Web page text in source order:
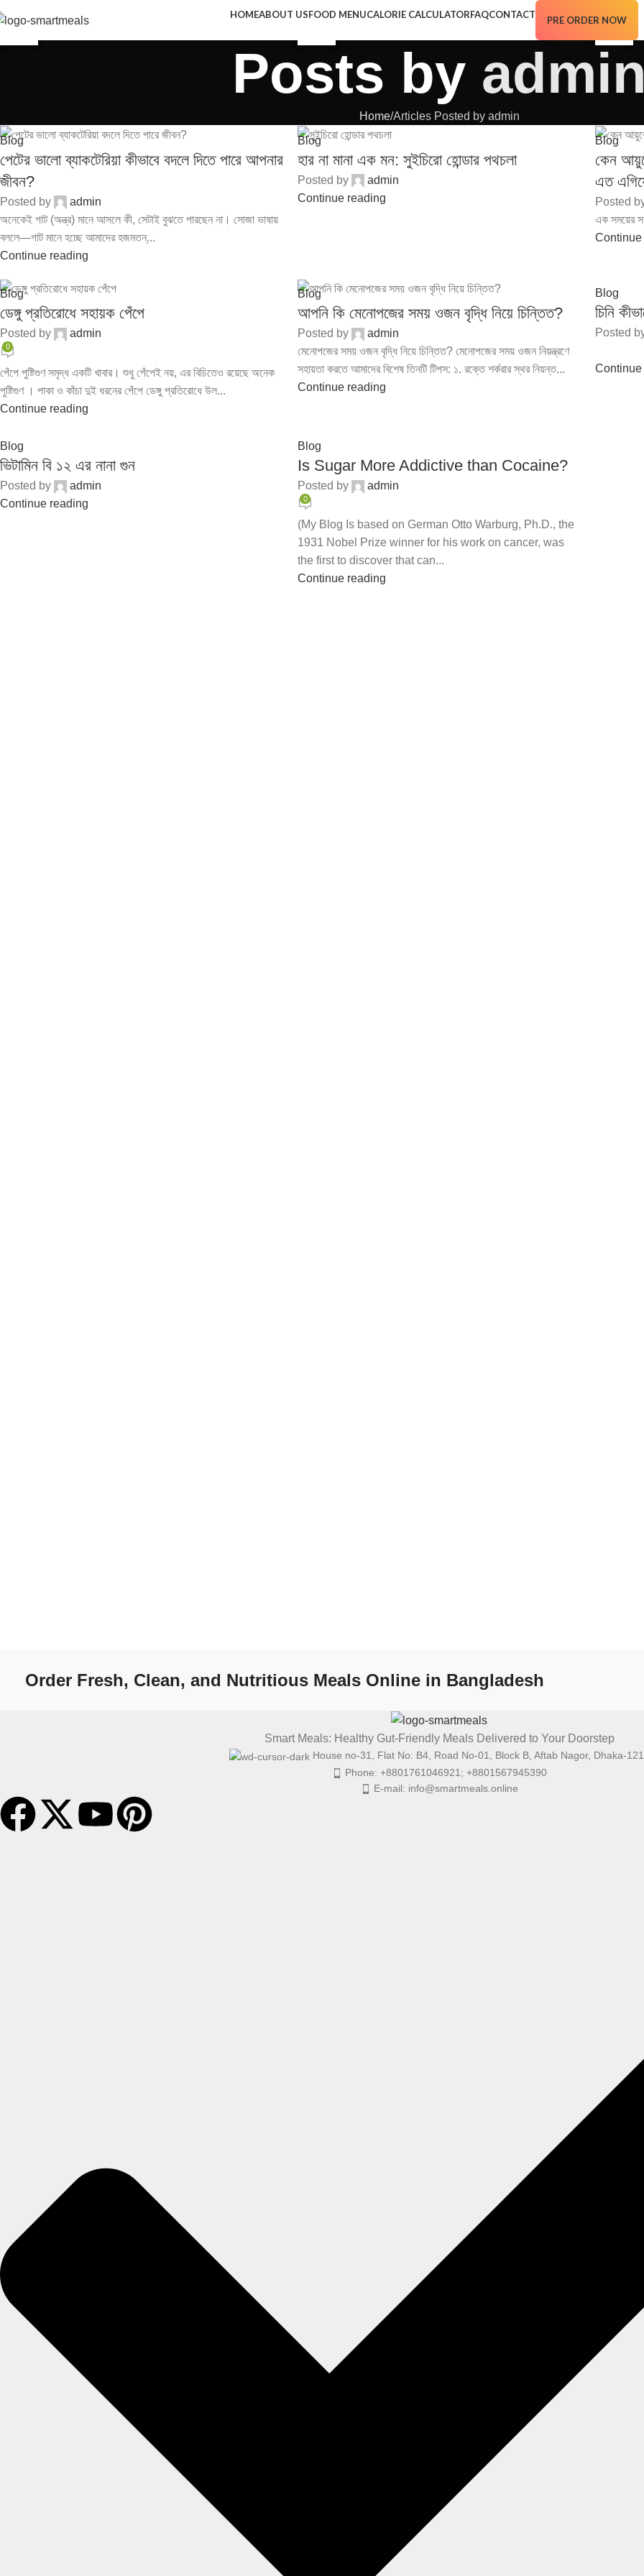
HOMEABOUT USFOOD MENUCALORIE CALCULATORFAQCONTACT PRE ORDER NOW
Posts by
Home Articles Posted by admin
11
Blog
পেটের ভালো ব্যাকটেরিয়া কীভাবে বদলে দিতে পারে আপনার
জীবন?
Posted by
admin
অনেকেই গাট (অন্ত্র) মানে আসলে কী, সেটাই বুঝতে পারছেন না। সোজা ভাষায়
বললে—গাট মানে হচ্ছে আমাদের হজমতন্...
Continue reading
22
Blog
হার না মানা এক মন: সুইচিরো হোন্ডার পথচলা
Posted by
admin
Continue reading
29
Blog
কেন
এত
Posted
এক সময়ের
12
Blog
ডেঙ্গু প্রতিরোধে সহায়ক পেঁপে
Posted by admin
0
পেঁপে পুষ্টিগুণ সমৃদ্ধ একটি খাবার। শুধু পেঁপেই নয়, এর বিচিতেও রয়েছে অনেক
পুষ্টিগুণ । পাকা ও কাঁচা দুই ধরনের পেঁপে ডেঙ্গু প্রতিরোধে উল...
Continue reading
14
Blog
আপনি কি মেনোপজের সময় ওজন বৃদ্ধি নিয়ে চিন্তিত?
Posted by
admin
মেনোপজের সময় ওজন বৃদ্ধি নিয়ে চিন্তিত? মেনোপজের সময় ওজন নিয়ন্ত্রণে
সহায়তা করতে আমাদের বিশেষ তিনটি টিপস: ১. রক্তে শর্করার স্থর নিয়ন্ত...
Continue reading
25
Blog
চিনি
Posted
20
Blog
ভিটামিন বি ১২ এর নানা গুন
Posted by
admin
Continue reading
23
Blog
Is Sugar More Addictive than Cocaine?
Posted by admin
0
(My Blog Is based on German Otto Warburg, Ph.D., the
1931 Nobel Prize winner for his work on cancer, was
the first to discover that can...
Continue reading
Order Fresh, Clean, and Nutritious Meals Online in Bangladesh
Smart Meals: Healthy Gut-Friendly Meals Delivered to Your Doorstep
House no-31, Flat No: B4, Road No-01, Block B, Aftab Nagor, Dhaka-
Phone: +8801761046921; +8801567945390
E-mail: info@smartmeals.online